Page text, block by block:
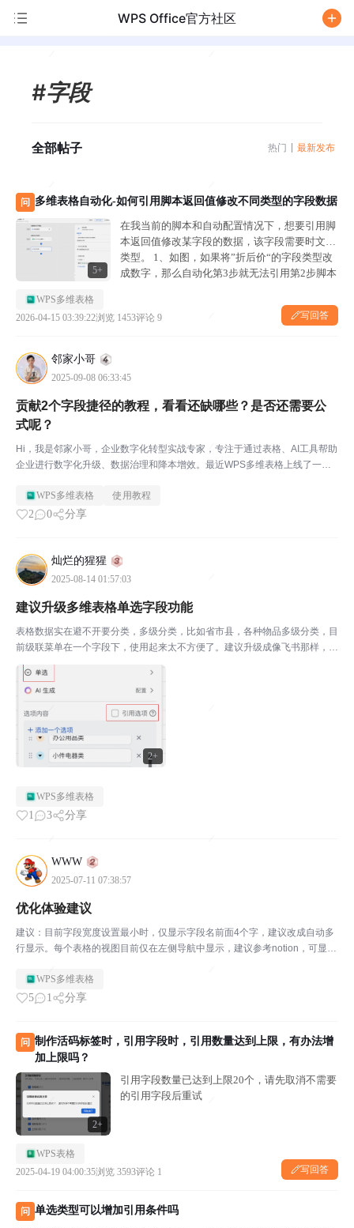
WPS Office官方社区
#字段
全部帖子 热门 最新发布
问 多维表格自动化-如何引用脚本返回值修改不同类型的字段数据
5+
在我当前的脚本和自动配置情况下，想要引用脚
本返回值修改某字段的数据，该字段需要时文本
类型。 1、如图，如果将”折后价“的字段类型改
成数字，那么自动化第3步就无法引用第2步脚本
率字段改为文本或者数据都不影响，只有你...
WPS多维表格
2026-04-15 03:39:22浏览 1453评论 9 写回答
邻家小哥
2025-09-08 06:33:45
贡献2个字段捷径的教程，看看还缺哪些？是否还需要公
式呢？
Hi，我是邻家小哥，企业数字化转型实战专家，专注于通过表格、AI工具帮助
企业进行数字化升级、数据治理和降本增效。最近WPS多维表格上线了一系
两个，并且上传了2个B站视频，供大家参考学习。...
WPS多维表格 使用教程
2 0 分享
灿烂的猩猩
2025-08-14 01:57:03
2+
建议升级多维表格单选字段功能
表格数据实在避不开要分类，多级分类，比如省市县，各种物品多级分类，目
前级联菜单在一个字段下，使用起来太不方便了。建议升级成像飞书那样，单
项选择可以引用，并设置引用条件，实现不同字段的多级菜单。谢谢谢谢了
WPS多维表格
1 3 分享
WWW
2025-07-11 07:38:57
优化体验建议
建议：目前字段宽度设置最小时，仅显示字段名前面4个字，建议改成自动多
行显示。每个表格的视图目前仅在左侧导航中显示，建议参考notion，可显示
实也是notion的页面展示。相信优化后，会吸...
WPS多维表格
5 1 分享
问 制作活码标签时，引用字段时，引用数量达到上限，有办法增
加上限吗？
2+
引用字段数量已达到上限20个，请先取消不需要
的引用字段后重试
WPS表格
2025-04-19 04:00:35浏览 3593评论 1 写回答
问 单选类型可以增加引用条件吗